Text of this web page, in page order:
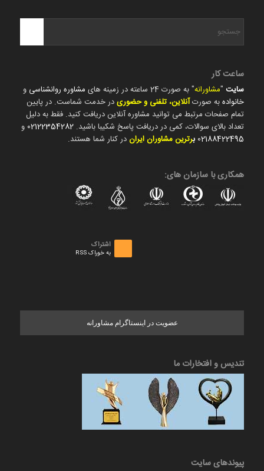
ساعت کار
سایت"مشاورانه" به صورت 24 ساعته در زمینه های مشاوره روانشناسی و
خانوادهبه صورتآنلاین، تلفنی و حضوریدر خدمت شماست. در پایین
تمام صفحات مرتبط می توانید مشاوره آنلاین دریافت کنید. فقط به دلیل
تعداد بالای سوالات، کمی در دریافت پاسخ شکیبا باشید. 02122354282 و
02188422495 برترین مشاوران ایراندر کنار شما هستند.
همکاری با سازمان های:
اشتراک
به خوراک RSS
عضویت در اینستاگرام مشاورانه
تندیس و افتخارات ما
پیوندهای سایت